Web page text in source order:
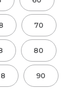
70
80
90